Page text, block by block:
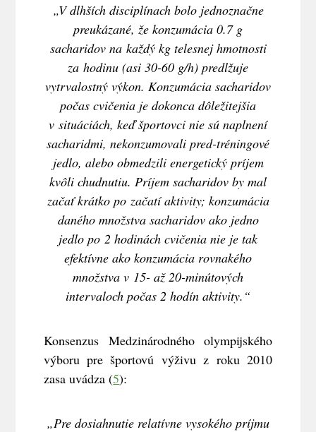
„V dlhších disciplínach bolo jednoznačne
preukázané, že konzumácia 0.7 g
sacharidov na každý kg telesnej hmotnosti
za hodinu (asi 30-60 g/h) predlžuje
vytrvalostný výkon. Konzumácia sacharidov
počas cvičenia je dokonca dôležitejšia
v situáciách, keď športovci nie sú naplnení
sacharidmi, nekonzumovali pred-tréningové
jedlo, alebo obmedzili energetický príjem
kvôli chudnutiu. Príjem sacharidov by mal
začať krátko po začatí aktivity; konzumácia
daného množstva sacharidov ako jedno
jedlo po 2 hodinách cvičenia nie je tak
efektívne ako konzumácia rovnakého
množstva v 15- až 20-minútových
intervaloch počas 2 hodín aktivity.“
Konsenzus Medzinárodného olympijského
výboru pre športovú výživu z roku 2010
zasa uvádza (5):
„Pre dosiahnutie relatívne vysokého príjmu